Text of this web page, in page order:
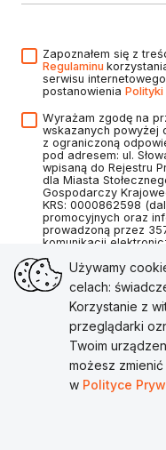
Zapoznałem się z
Regulaminu
serwisu
postanowienia
Wyrażam zgodę na
wskazanych powyżej
z ograniczoną
pod adresem: ul.
wpisaną do Rejestru
dla Miasta
Gospodarczy
KRS: 0000862598
promocyjnych oraz
prowadzoną przez
komunikacji
Masz
Używamy
celach:
Korzystanie z
przeglądarki
Twoim
możesz
w Polityce